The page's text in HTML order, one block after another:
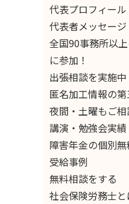
代表プロフィール
代表者メッセージ
全国90事務所以
に参加！
出張相談を実施中
匿名加工情報の
夜間・土曜もご
講演・勉強会実績
障害年金の個別無
受給事例
無料相談をする
社会保険労務士と